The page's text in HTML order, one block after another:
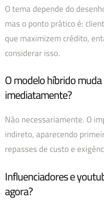
O tema depende do
mas o ponto prático é:
que maximizem crédito,
considerar isso.
O modelo híbrido
imediatamente?
Não necessariamente. O
indireto, aparecendo
repasses de custo e
Influenciadores e
agora?